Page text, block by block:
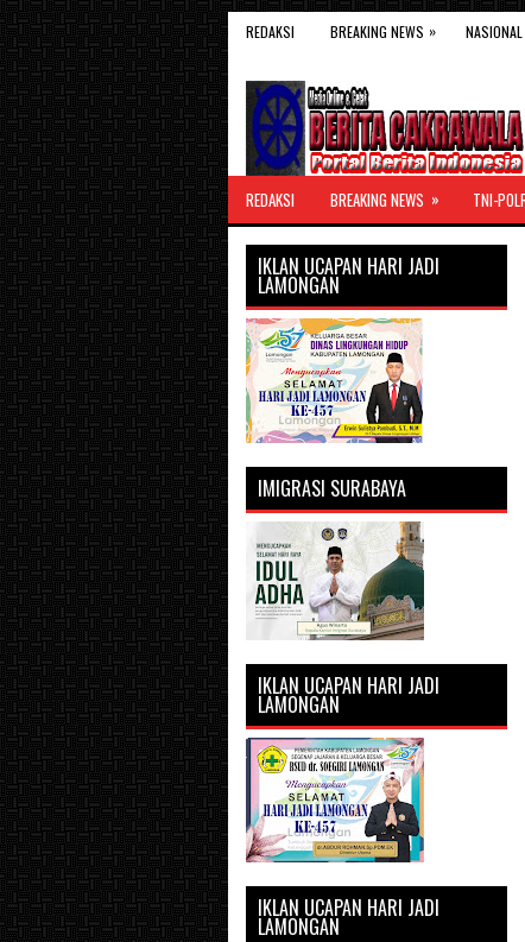
REDAKSI BREAKING NEWS » NASIONAL
REDAKSI BREAKING NEWS » TNI-
IKLAN UCAPAN HARI JADI
LAMONGAN
IMIGRASI SURABAYA
IKLAN UCAPAN HARI JADI
LAMONGAN
IKLAN UCAPAN HARI JADI
LAMONGAN